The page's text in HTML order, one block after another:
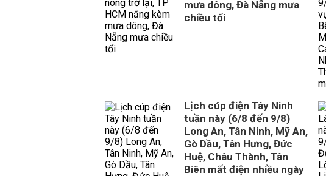
mưa dông, Đà Nẵng mưa
chiều tối
Lịch cúp điện Tây Ninh
tuần này (6/8 đến 9/8)
Long An, Tân Ninh, Mỹ An,
Gò Dầu, Tân Hưng, Đức
Huệ, Châu Thành, Tân
Biên mất điện nhiều ngày